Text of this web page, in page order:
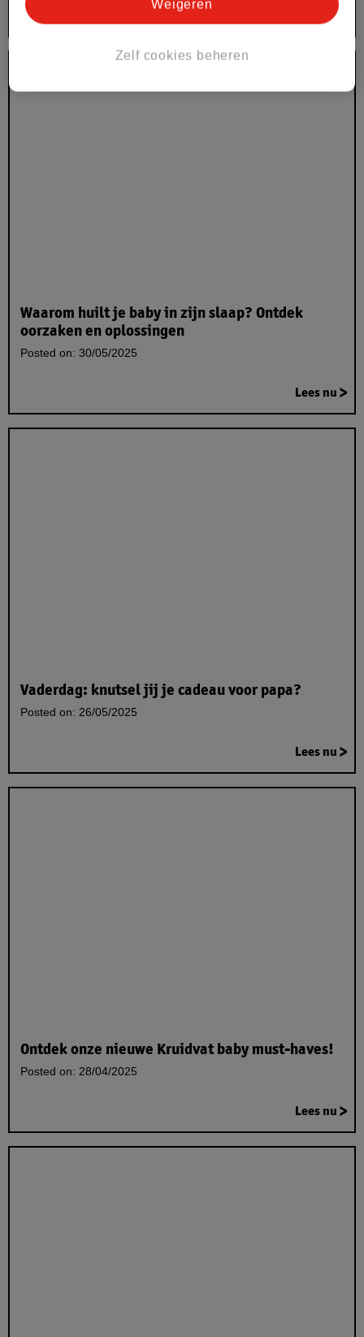
Lees nu
Waarom huilt je baby in zijn slaap? Ontdek
oorzaken en oplossingen
Posted on: 30/05/2025
Lees nu
Vaderdag: knutsel jij je cadeau voor papa?
Posted on: 26/05/2025
Lees nu
Ontdek onze nieuwe Kruidvat baby must-haves!
Posted on: 28/04/2025
Lees nu
Zelf cookies beheren
Weigeren